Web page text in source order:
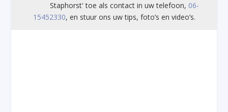
Staphorst' toe als contact in uw telefoon, 06-
15452330, en stuur ons uw tips, foto’s en video’s.